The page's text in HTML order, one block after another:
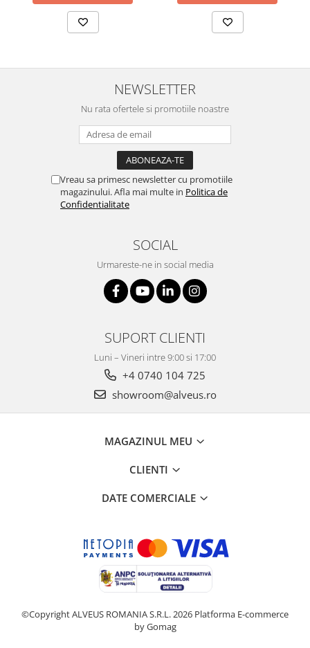
NEWSLETTER
Nu rata ofertele si promotiile noastre
Vreau sa primesc newsletter cu promotiile
magazinului. Afla mai multe in Politica de
Confidentialitate
SOCIAL
Urmareste-ne in social media
SUPORT CLIENTI
Luni – Vineri intre 9:00 si 17:00
+4 0740 104 725
showroom@alveus.ro
MAGAZINUL MEU
CLIENTI
DATE COMERCIALE
©Copyright ALVEUS ROMANIA S.R.L. 2026 Platforma E-commerce
by Gomag